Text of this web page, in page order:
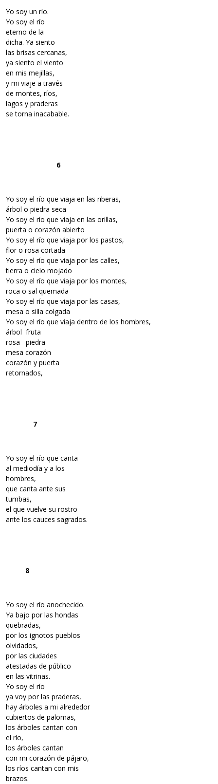
Yo soy un río.
Yo soy el río
eterno de la
dicha. Ya siento
las brisas cercanas,
ya siento el viento
en mis mejillas,
y mi viaje a través
de montes, ríos,
lagos y praderas
se torna inacabable.
6
Yo soy el río que viaja en las riberas,
árbol o piedra seca
Yo soy el río que viaja en las orillas,
puerta o corazón abierto
Yo soy el río que viaja por los pastos,
flor o rosa cortada
Yo soy el río que viaja por las calles,
tierra o cielo mojado
Yo soy el río que viaja por los montes,
roca o sal quemada
Yo soy el río que viaja por las casas,
mesa o silla colgada
Yo soy el río que viaja dentro de los hombres,
árbol fruta
rosa piedra
mesa corazón
corazón y puerta
retornados,
7
Yo soy el río que canta
al mediodía y a los
hombres,
que canta ante sus
tumbas,
el que vuelve su rostro
ante los cauces sagrados.
8
Yo soy el río anochecido.
Ya bajo por las hondas
quebradas,
por los ignotos pueblos
olvidados,
por las ciudades
atestadas de público
en las vitrinas.
Yo soy el río
ya voy por las praderas,
hay árboles a mi alrededor
cubiertos de palomas,
los árboles cantan con
el río,
los árboles cantan
con mi corazón de pájaro,
los ríos cantan con mis
brazos.